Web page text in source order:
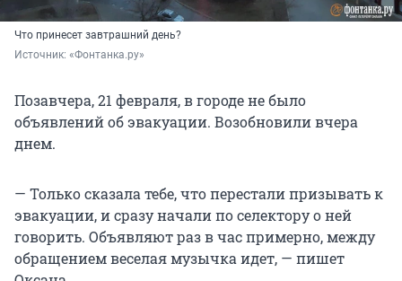
Что принесет завтрашний день?
Источник: «Фонтанка.ру»
Позавчера, 21 февраля, в городе не было
объявлений об эвакуации. Возобновили вчера
днем.
— Только сказала тебе, что перестали призывать к
эвакуации, и сразу начали по селектору о ней
говорить. Объявляют раз в час примерно, между
обращением веселая музычка идет, — пишет